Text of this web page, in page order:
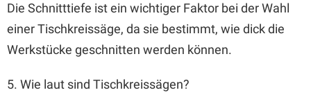
Die Schnitttiefe ist ein wichtiger Faktor bei der Wahl
einer Tischkreissäge, da sie bestimmt, wie dick die
Werkstücke geschnitten werden können.
5. Wie laut sind Tischkreissägen?